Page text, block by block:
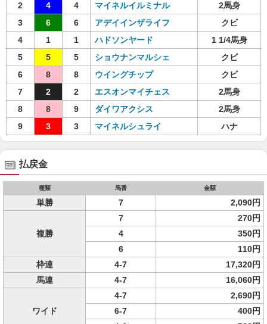
2
4 4 マイネルイルミナル
2馬身
3
6 6 アデイインザライフ
クビ
4
1 1 ハドソンヤード
1 1/4馬身
5
5 5 ショウナンマルシェ
クビ
6
8 8 ウイングチップ
クビ
7
2 2 エスオンマイチェス
2馬身
8
8 9 ダイワアクシス
2馬身
9
3 3 マイネルシュライ ハナ
払戻金
種類 馬番 金額
単勝 7 2,090円
複勝
7
270円
4
350円
6
110円
枠連
4-7
17,320円
馬連
4-7 16,060円
ワイド
4-7
2,690円
6-7
400円